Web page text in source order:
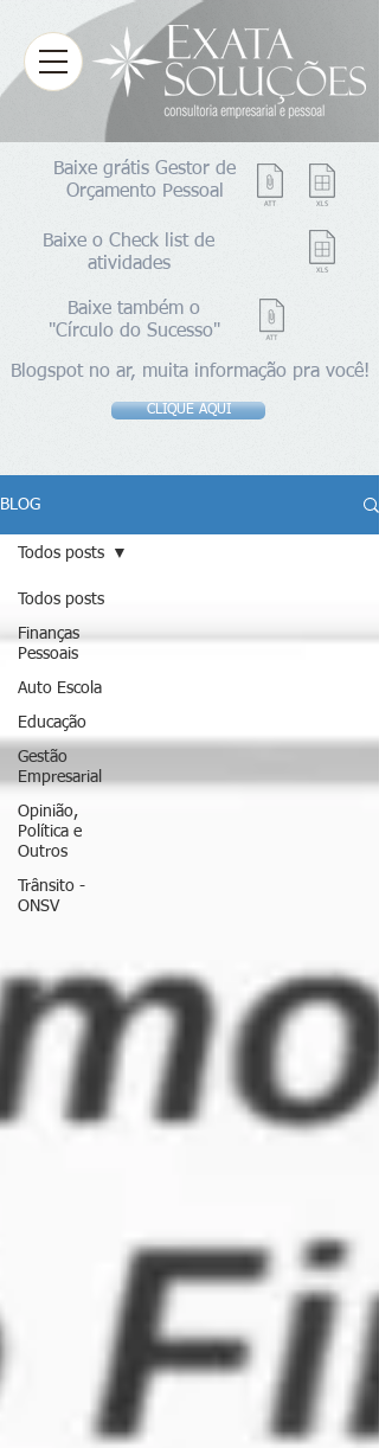
Blogspot no ar, muita informação pra você!
CLIQUE AQUI
Baixe grátis Gestor de
Orçamento Pessoal
Baixe também o
"Círculo do Sucesso"
Baixe o Check list de
atividades
BLOG
Todos posts
Finanças
Pessoais
Auto Escola
Educação
Gestão
Empresarial
Opinião,
Política e
Outros
Trânsito -
ONSV
Todos posts